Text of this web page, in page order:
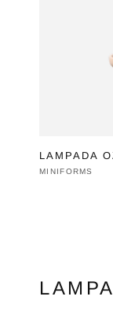
LAMPADA
Produttore:
MINIFORMS